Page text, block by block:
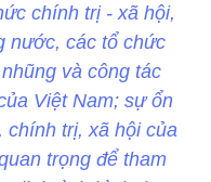
chính trị - xã hội,
nước, các tổ chức
và công tác
Việt Nam; sự ổn
chính trị, xã hội của
trọng để tham